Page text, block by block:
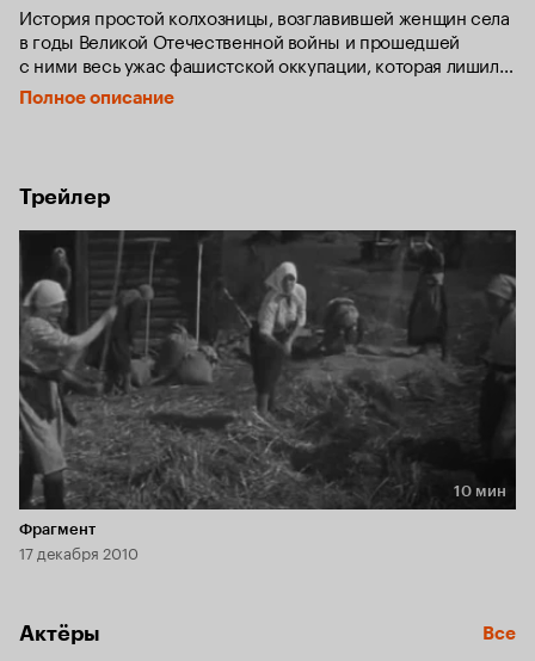
История простой колхозницы, возглавившей женщин села
в годы Великой Отечественной войны и прошедшей
с ними весь ужас фашистской оккупации, которая лишила
ее сына, мужа и родного дома.
Полное описание
Трейлер
Длительность 10 мин
10 мин
Фрагмент
17 декабря 2010
Актёры Все